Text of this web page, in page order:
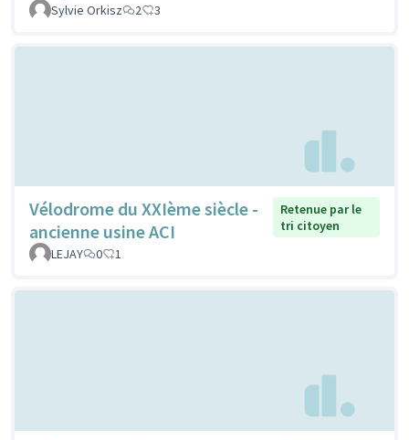
Sylvie Orkisz 2 3
Vélodrome du XXIème siècle -
ancienne usine ACI
Retenue par le
tri citoyen
LEJAY
0 1